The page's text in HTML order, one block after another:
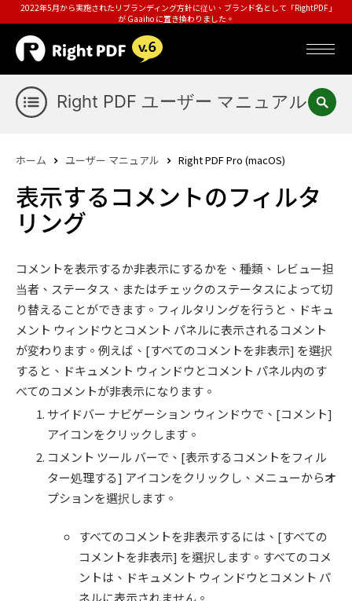
2022年5月から実施されたリブランディング方針に従い、ブランド名として「RightPDF」
が Gaaiho に置き換わりました。
Right PDF ユーザー マニュアル
ホーム ユーザー マニュアル Right PDF Pro (macOS)
表示するコメントのフィルタ
リング
コメントを表示するか非表示にするかを、種類、レビュー担
当者、ステータス、またはチェックのステータスによって切
り替えることができます。フィルタリングを行うと、ドキュ
メント ウィンドウとコメント パネルに表示されるコメント
が変わります。例えば、[すべてのコメントを非表示] を選択
すると、ドキュメント ウィンドウとコメント パネル内のす
べてのコメントが非表示になります。
サイドバー ナビゲーション ウィンドウで、[コメント]
アイコンをクリックします。
コメント ツール バーで、[表示するコメントをフィル
ター処理する] アイコンをクリックし、メニューからオ
プションを選択します。
すべてのコメントを非表示するには、[すべての
コメントを非表示] を選択します。すべてのコメ
ントは、ドキュメント ウィンドウとコメント パ
ネルに表示されません。